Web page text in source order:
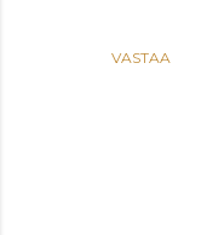
VASTAA